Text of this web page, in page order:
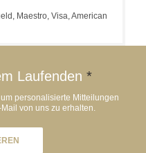
Maestro, Visa, American
Laufenden *
personalisierte Mitteilungen
von uns zu erhalten.